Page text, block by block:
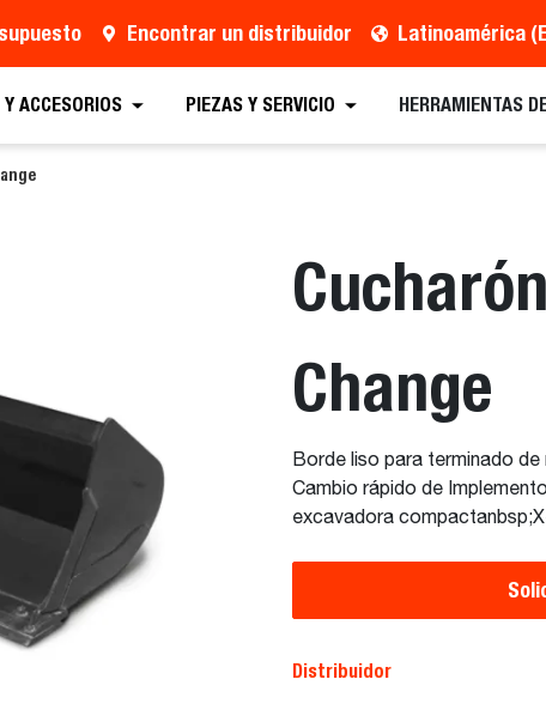
Encontrar un distribuidor Latinoamérica
ACCESORIOS PIEZAS Y SERVICIO HERRAMIENTAS
Change
Borde liso para terminado de
Cambio rápido de
excavadora
Distribuidor
Localizar un distribuidor Equipos